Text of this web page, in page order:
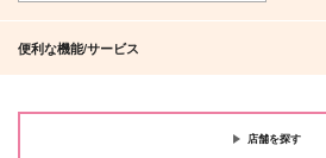
便利な機能/サービス
店舗を探す